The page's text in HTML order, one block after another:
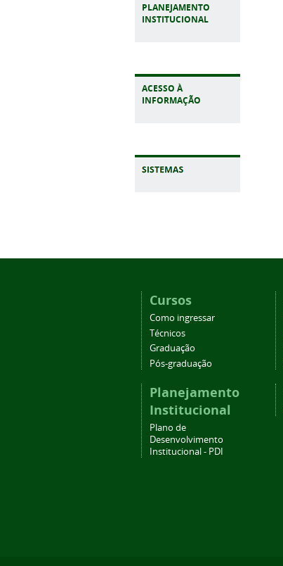
PLANEJAMENTO
INSTITUCIONAL
ACESSO À
INFORMAÇÃO
Cursos
Como ingressar
Técnicos
Graduação
Pós-graduação
Planejamento
Institucional
Plano de
Desenvolvimento
Institucional - PDI